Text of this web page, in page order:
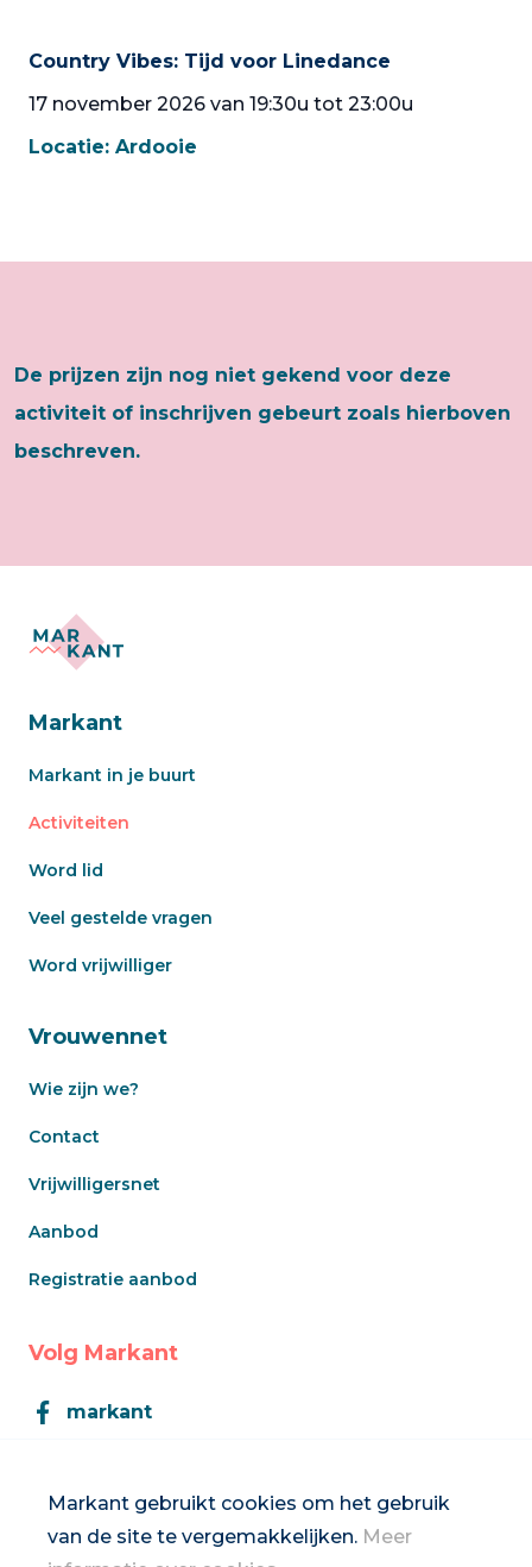
Markant gebruikt cookies om het gebruik
van de site te vergemakkelijken. Meer
Country Vibes: Tijd voor Linedance
17 november 2026 van 19:30u tot 23:00u
Locatie: Ardooie
De prijzen zijn nog niet gekend voor deze
activiteit of inschrijven gebeurt zoals hierboven
beschreven.
Markant
Markant in je buurt
Activiteiten
Word lid
Veel gestelde vragen
Word vrijwilliger
Vrouwennet
Wie zijn we?
Contact
Vrijwilligersnet
Aanbod
Registratie aanbod
Volg Markant
markant
Inschrijven op de nieuwsbrief